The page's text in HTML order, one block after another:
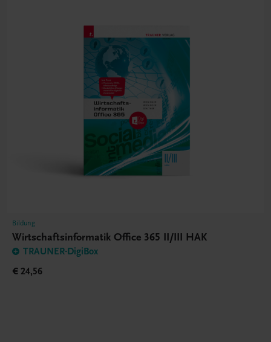
Bildung
Wirtschaftsinformatik Office 365 II/III HAK
TRAUNER-DigiBox
€ 24,56